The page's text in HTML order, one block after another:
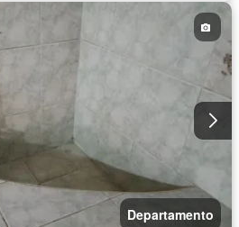
Departamento